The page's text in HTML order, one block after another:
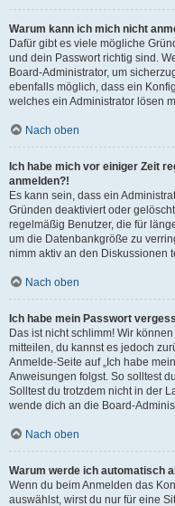
Warum kann ich mich nicht
Dafür gibt es viele mögliche
und dein Passwort richtig sind.
Board-Administrator, um
ebenfalls möglich, dass ein
welches ein Administrator lösen
Nach oben
Ich habe mich vor einiger Zeit
anmelden?!
Es kann sein, dass ein
Gründen deaktiviert oder
regelmäßig Benutzer, die für
um die Datenbankgröße zu
nimm aktiv an den Diskussionen
Nach oben
Ich habe mein Passwort
Das ist nicht schlimm! Wir
mitteilen, du kannst es jedoch
Anmelde-Seite auf „Ich habe
Anweisungen folgst. So solltest
Solltest du trotzdem nicht in der
wende dich an die Board-
Nach oben
Warum werde ich automatisch
Wenn du beim Anmelden das
auswählst, wirst du nur für eine